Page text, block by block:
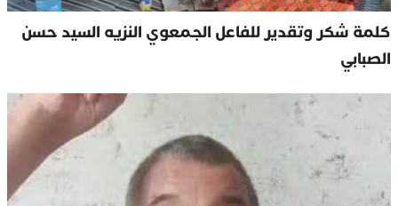
كلمة شكر وتقدير للفاعل الجمعوي النزيه السيد حسن
الصبابي